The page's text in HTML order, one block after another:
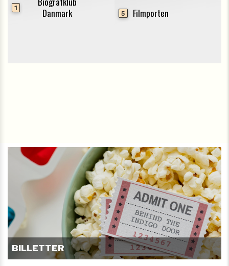
BILLETTER